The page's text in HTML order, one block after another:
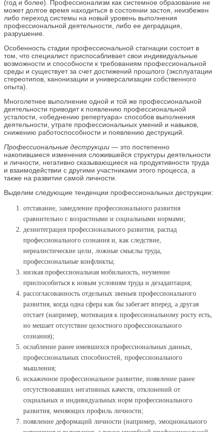
(год и более). Профессионализм как системное образование не
может долгое время находиться в состоянии застоя, неизбежен
либо переход системы на новый уровень выполнения
профессиональной деятельности, либо ее деградация,
разрушение.
Особенность стадии профессиональной стагнации состоит в
том, что специалист приспосабливает свои индивидуальные
возможности и способности к требованиям профессиональной
среды и существует за счет достижений прошлого (эксплуатации
стереотипов, канонизации и универсализации собственного
опыта).
Многолетнее выполнение одной и той же профессиональной
деятельности приводит к появлению профессиональной
усталости, «обеднению репертуара» способов выполнения
деятельности, утрате профессиональных умений и навыков,
снижению работоспособности и появлению деструкций.
Профессиональные деструкции — это постепенно
накопившиеся изменения сложившейся структуры деятельности
и личности, негативно сказывающиеся на продуктивности труда
и взаимодействии с другими участниками этого процесса, а
также на развитии самой личности.
Выделим следующие тенденции профессиональных деструкции:
отставание, замедление профессионального развития
сравнительно с возрастными и социальными нормами;
дезинтеграция профессионального развития, распад
профессионального сознания и, как следствие,
нереалистические цели, ложные смыслы труда,
профессиональные конфликты;
низкая профессиональная мобильность, неумение
приспособиться к новым условиям труда и дезадаптация;
рассогласованность отдельных звеньев профессионального
развития, когда одна сфера как бы забегает вперед, а другая
отстает (например, мотивация к профессиональному росту есть,
но мешает отсутствие целостного профессионального
сознания);
ослабление ранее имевшихся профессиональных данных,
профессиональных способностей, профессионального
мышления;
искаженное профессиональное развитие, появление ранее
отсутствовавших негативных качеств, отклонений от
социальных и индивидуальных норм профессионального
развития, меняющих профиль личности;
появление деформаций личности (например, эмоционального